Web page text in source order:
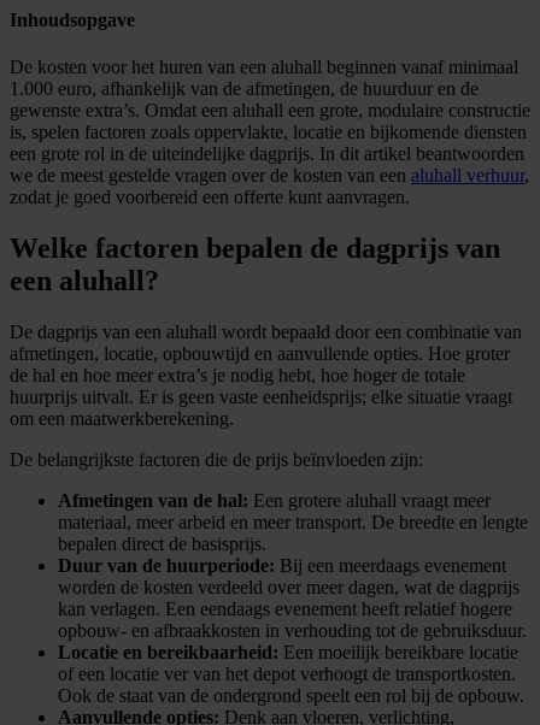
Inhoudsopgave
De kosten voor het huren van een aluhall beginnen vanaf minimaal
1.000 euro, afhankelijk van de afmetingen, de huurduur en de
gewenste extra’s. Omdat een aluhall een grote, modulaire constructie
is, spelen factoren zoals oppervlakte, locatie en bijkomende diensten
een grote rol in de uiteindelijke dagprijs. In dit artikel beantwoorden
we de meest gestelde vragen over de kosten van een aluhall verhuur,
zodat je goed voorbereid een offerte kunt aanvragen.
Welke factoren bepalen de dagprijs van
een aluhall?
De dagprijs van een aluhall wordt bepaald door een combinatie van
afmetingen, locatie, opbouwtijd en aanvullende opties. Hoe groter
de hal en hoe meer extra’s je nodig hebt, hoe hoger de totale
huurprijs uitvalt. Er is geen vaste eenheidsprijs; elke situatie vraagt
om een maatwerkberekening.
De belangrijkste factoren die de prijs beïnvloeden zijn:
Afmetingen van de hal: Een grotere aluhall vraagt meer
materiaal, meer arbeid en meer transport. De breedte en lengte
bepalen direct de basisprijs.
Duur van de huurperiode: Bij een meerdaags evenement
worden de kosten verdeeld over meer dagen, wat de dagprijs
kan verlagen. Een eendaags evenement heeft relatief hogere
opbouw- en afbraakkosten in verhouding tot de gebruiksduur.
Locatie en bereikbaarheid: Een moeilijk bereikbare locatie
of een locatie ver van het depot verhoogt de transportkosten.
Ook de staat van de ondergrond speelt een rol bij de opbouw.
Aanvullende opties: Denk aan vloeren, verlichting,